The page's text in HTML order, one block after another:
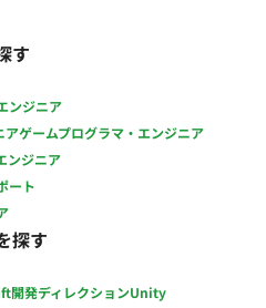
す
ンジニア
アゲームプログラマ・エンジニア
ンジニア
ート
探す
開発ディレクションUnity